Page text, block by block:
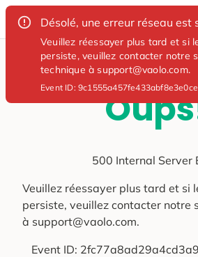
Désolé, une erreur réseau est
Veuillez réessayer plus tard et si
persiste, veuillez contacter notre
technique à support@vaolo.com.
Event ID:
500 Internal Server
Veuillez réessayer plus tard et si
persiste, veuillez contacter notre
à support@vaolo.com.
Event ID: